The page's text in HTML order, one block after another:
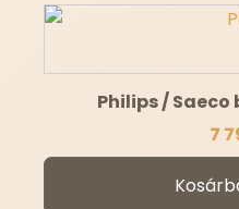
Philips / Saeco
7